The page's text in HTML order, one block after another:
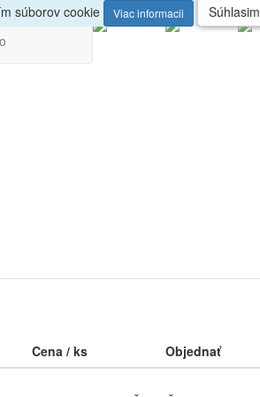
Cena / ks Objednať
súborov cookie Viac informacii Súhlasim